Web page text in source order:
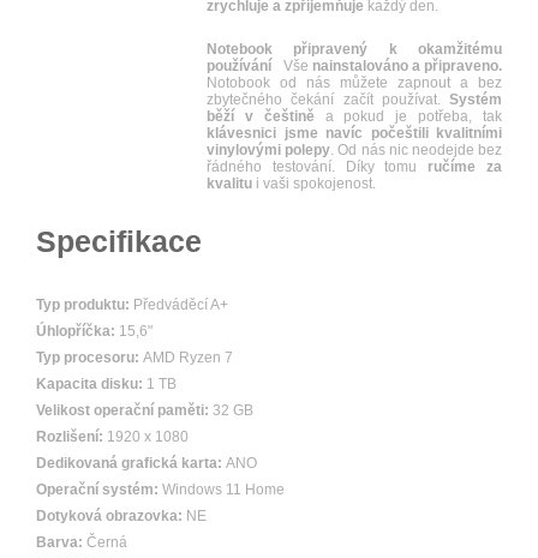
zrychluje a zpříjemňuje každý den.
Notebook připravený k okamžitému
používání Vše nainstalováno a připraveno.
Notobook od nás můžete zapnout a bez
zbytečného čekání začít používat. Systém
běží v češtině a pokud je potřeba, tak
klávesnici jsme navíc počeštili kvalitními
vinylovými polepy. Od nás nic neodejde bez
řádného testování. Díky tomu ručíme za
kvalitu i vaši spokojenost.
Specifikace
Typ produktu: Předváděcí A+
Úhlopříčka: 15,6"
Typ procesoru: AMD Ryzen 7
Kapacita disku: 1 TB
Velikost operační paměti: 32 GB
Rozlišení: 1920 x 1080
Dedikovaná grafická karta: ANO
Operační systém: Windows 11 Home
Dotyková obrazovka: NE
Barva: Černá